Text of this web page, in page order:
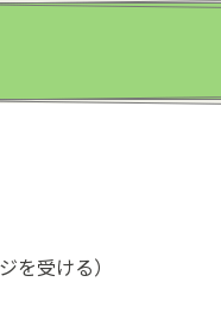
を受ける）